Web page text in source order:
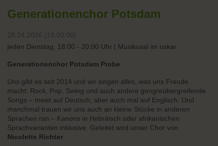
Generationenchor Potsdam
28.04.2026 (18:00:00)
jeden Dienstag, 18:00 - 20:00 Uhr | Musiksaal im oskar.
Generationenchor Potsdam Probe
Uns gibt es seit 2014 und wir singen alles, was uns Freude
macht: Rock, Pop, Swing und auch andere gengreübergreifende
Songs – meist auf Deutsch, aber auch mal auf Englisch. Und
manchmal trauen wir uns auch an kleine Stücke in anderen
Sprachen ran – Kanons in Hebräisch oder afrikanischen
Sprachvarianten inklusive. Geleitet wird unser Chor von
Nicolette Richter